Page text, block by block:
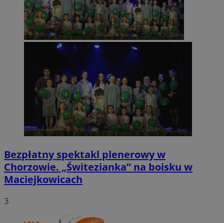
Bezpłatny spektakl plenerowy w
Chorzowie. „Świtezianka” na boisku w
Maciejkowicach
3